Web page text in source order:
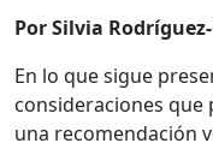
Por Silvia
En lo que sigue
consideraciones que
una recomendación